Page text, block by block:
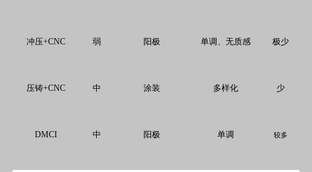
冲压+CNC 弱 阳极 单调、无质感 极少
压铸+CNC 中 涂装 多样化 少
DMCI 中 阳极 单调 较多